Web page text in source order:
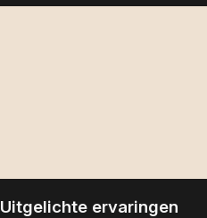
Uitgelichte ervaringen